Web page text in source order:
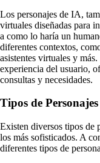
Los personajes de IA,
virtuales diseñadas para
a como lo haría un
diferentes contextos,
asistentes virtuales y
experiencia del usuario,
consultas y necesidades.
Tipos de
Existen diversos tipos de
los más sofisticados. A
diferentes tipos de